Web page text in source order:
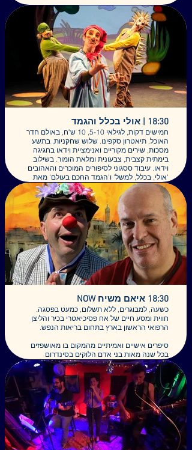
18:30 | אולי בכלל והגמד
חמישים דקות, לגילאי 5-10, 10 ש"ח, באולם חדר
האוכל. תיאטרון סקפינו. שלוש שחקניות, בתשע
מסכות, שירים מקוריים ואנימציית וידאו בחגיגה
בימתית קצבית, צבעונית ומלאת הומור. בשילוב
וידאו. עיבוד ססגוני לסיפורים המוכרים והאהובים
'אולי, בכלל, למשל' ו'הגמד החכם בעולם' מאת
טוביה דיקמן גד-אור.
הברווז הרגזן רוטן על כולם; על החתולה שמעיפה
עליו אבק, על התיִש שחוסם את דרכו, על השועלה
שקוטפת את כל הפירות. חברו הקיפוד מציע
לראות את הדברים אחרת – אולי, בכלל, למשל –
יש לכל אחד סיבה טובה להתנהג כפי שהתנהג.
אליהם מצטרפים גם תולעת הגשם, הקרפד והגמד
החכם ביותר בעולם הממהר לנאום בטקס קבלת
הפרס. פרס על שום מה? לפליסיה דל-מונדו
מספרת הסיפורים הנודדת, הפתרון לתעלומה!
משחק: אלה גופר עבוד, רוני וידמן, נועם ציפורי
מחזה: טוביה דיקמן גד אור בימוי: חיים עבוד
וידאו: נמרוד צין
פזמונים ומוזיקה: דן הופרט עיצוב מסכות, במה
ותלבושות: עינת סנדרוביץ
18:30 איאם משיח NOW
כשעה, למבוגרים, ללא תשלום, כמעט בפסגה.
חווית ומסע חיים של אח פסיכיאטרי בכיר והליצן
הרפואי הראשון בארץ בתחום בריאות הנפש.
סיפרים אישיים ואמיתיים מהמקום בו מאושפזים
בכל שנה מאות בני אדם הלוקים בסינדרום
ירושלים.
מרגש נוגע ומצחיק.
55 דקות
משחקים את עצמם: עמראן ג'אבר ואלכס גרובר
(פרופסור צ'ימיצורי)
בימוי: אדם יכין
תאטרון האיל המרקד
.מיקום: כמעט בפסגה